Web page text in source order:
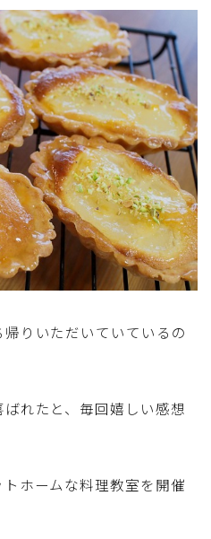
スパム・チーズ料理
・豆類・豆製品料理
・ホタテ貝柱・コーン
リスマス・雛祭り・子
食品
りいただいていているの
れたと、毎回嬉しい感想
ホームな料理教室を開催